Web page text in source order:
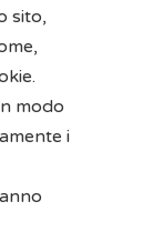
sito,
modo
i